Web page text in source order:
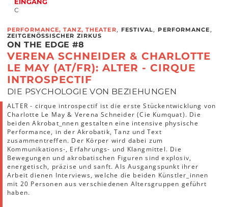
C
PERFORMANCE, TANZ, THEATER, FESTIVAL, PERFORMANCE ,
ZEITGENÖSSISCHER ZIRKUS
ON THE EDGE #8
VERENA SCHNEIDER & CHARLOTTE
LE MAY (AT/FR): ALTER - CIRQUE
INTROSPECTIF
DIE PSYCHOLOGIE VON BEZIEHUNGEN
ALTER - cirque introspectif ist die erste Stückentwicklung von
Charlotte Le May & Verena Schneider (Cie Kumquat). Die
beiden Akrobat_nnen gestalten eine intensive physische
Performance, in der Akrobatik, Tanz und Text
zusammentreffen. Der Körper wird dabei zum
Kommunikations-, Erfahrungs- und Klangmittel. Die
Bewegungen und akrobatischen Figuren sind explosiv,
energetisch, präzise und sanft. Als Ausgangspunkt ihrer
Arbeit dienen Interviews, welche die beiden Künstler_innen
mit 20 Personen aus verschiedenen Altersgruppen geführt
haben.